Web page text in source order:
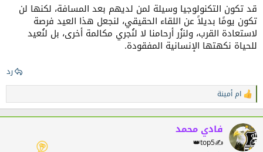
قد تكون التكنولوجيا وسيلة لمن لديهم بعد المسافة، لكنها لن
تكون يومًا بديلاً عن اللقاء الحقيقي، لنجعل هذا العيد فرصة
لاستعادة القرب، ولنزُر أرحامنا لا لنُجري مكالمة أخرى، بل لنُعيد
للحياة نكهتها الإنسانية المفقودة.
رد
ا
ل
ت
ف
ا
ع
ام أمينة
فادي محمد
👑top5✍️